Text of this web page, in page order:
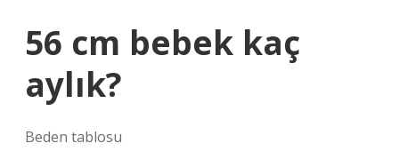
56 cm bebek kaç
aylık?
Beden tablosu